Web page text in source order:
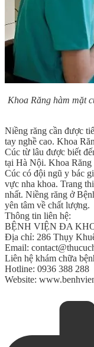
Khoa Răng hàm mặt
Niềng răng cần được
tay nghề cao. Khoa
Cúc từ lâu được biết
tại Hà Nội. Khoa
Cúc có đội ngũ y bác
vực nha khoa. Trang
nhất. Niềng răng ở
yên tâm về chất lượng.
Thông tin liên hệ:
BỆNH VIỆN ĐA
Địa chỉ: 286 Thụy
Email:
Liên hệ khám chữa
Hotline: 0936 388 288
Website: